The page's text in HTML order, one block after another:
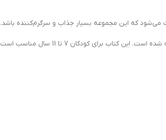
كه اين مجموعه بسيار جذاب و سرگرم‌كننده باشد.